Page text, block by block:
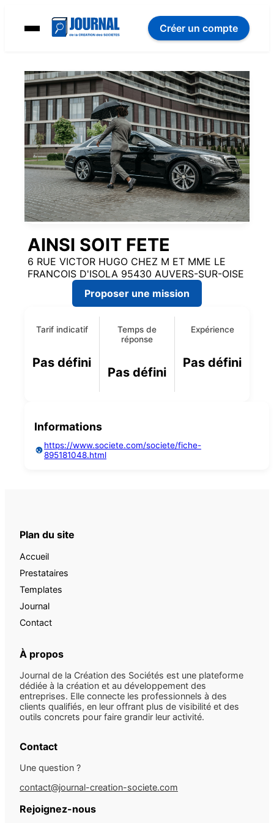
Créer un compte
AINSI SOIT FETE
6 RUE VICTOR HUGO CHEZ M ET MME LE
FRANCOIS D'ISOLA 95430 AUVERS-SUR-OISE
Proposer une mission
Tarif indicatif
Pas défini
Temps de
réponse
Pas défini
Expérience
Pas défini
Informations
https://www.societe.com/societe/fiche-
895181048.html
Plan du site
Accueil
Prestataires
Templates
Journal
Contact
À propos
Journal de la Création des Sociétés est une plateforme
dédiée à la création et au développement des
entreprises. Elle connecte les professionnels à des
clients qualifiés, en leur offrant plus de visibilité et des
outils concrets pour faire grandir leur activité.
Contact
Une question ?
contact@journal-creation-societe.com
Rejoignez-nous